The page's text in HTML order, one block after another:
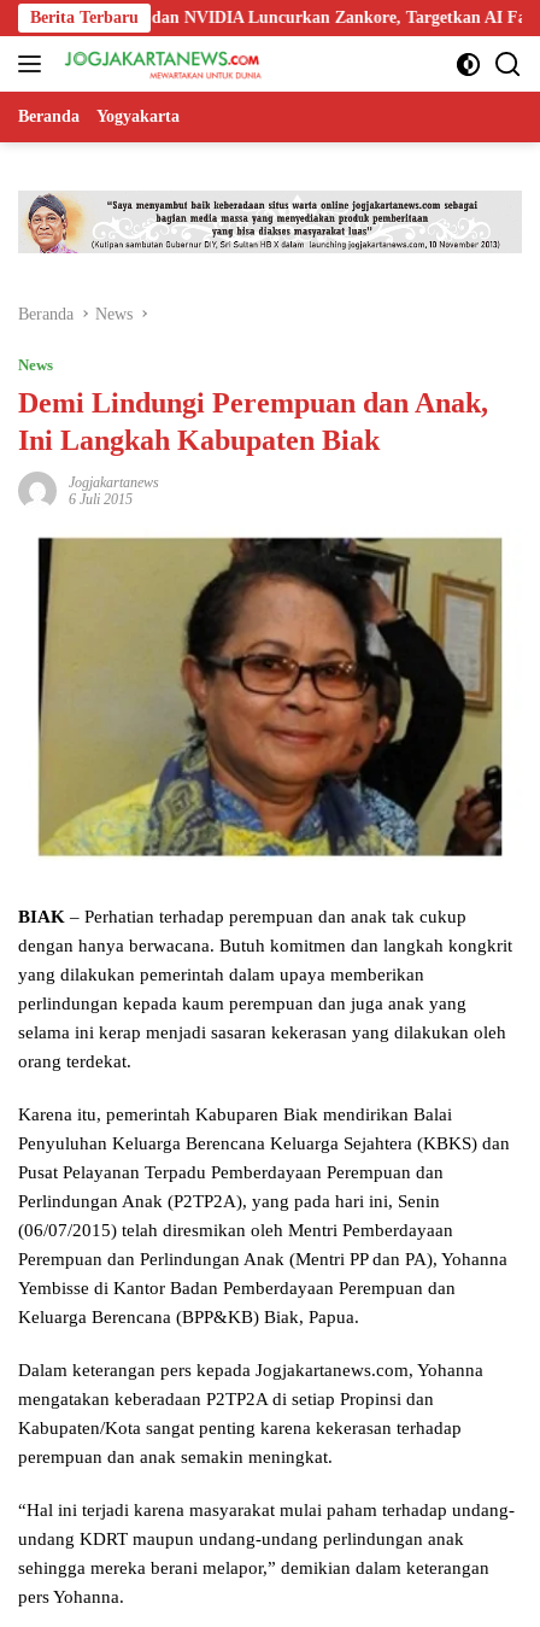
Langsung
ke
konten
Berita Terbaru
Nokia, dan NVIDIA Luncurkan Zankore, Targetkan AI Factory 1 GW
Beranda Yogyakarta
Beranda News
News
Demi Lindungi Perempuan dan Anak,
Ini Langkah Kabupaten Biak
Jogjakartanews
6 Juli 2015
BIAK – Perhatian terhadap perempuan dan anak tak cukup
dengan hanya berwacana. Butuh komitmen dan langkah kongkrit
yang dilakukan pemerintah dalam upaya memberikan
perlindungan kepada kaum perempuan dan juga anak yang
selama ini kerap menjadi sasaran kekerasan yang dilakukan oleh
orang terdekat.
Karena itu, pemerintah Kabuparen Biak mendirikan Balai
Penyuluhan Keluarga Berencana Keluarga Sejahtera (KBKS) dan
Pusat Pelayanan Terpadu Pemberdayaan Perempuan dan
Perlindungan Anak (P2TP2A), yang pada hari ini, Senin
(06/07/2015) telah diresmikan oleh Mentri Pemberdayaan
Perempuan dan Perlindungan Anak (Mentri PP dan PA), Yohanna
Yembisse di Kantor Badan Pemberdayaan Perempuan dan
Keluarga Berencana (BPP&KB) Biak, Papua.
Dalam keterangan pers kepada Jogjakartanews.com, Yohanna
mengatakan keberadaan P2TP2A di setiap Propinsi dan
Kabupaten/Kota sangat penting karena kekerasan terhadap
perempuan dan anak semakin meningkat.
“Hal ini terjadi karena masyarakat mulai paham terhadap undang-
undang KDRT maupun undang-undang perlindungan anak
sehingga mereka berani melapor,” demikian dalam keterangan
pers Yohanna.